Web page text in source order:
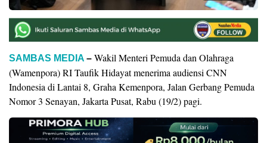
SAMBAS MEDIA – Wakil Menteri Pemuda dan Olahraga
(Wamenpora) RI Taufik Hidayat menerima audiensi CNN
Indonesia di Lantai 8, Graha Kemenpora, Jalan Gerbang Pemuda
Nomor 3 Senayan, Jakarta Pusat, Rabu (19/2) pagi.